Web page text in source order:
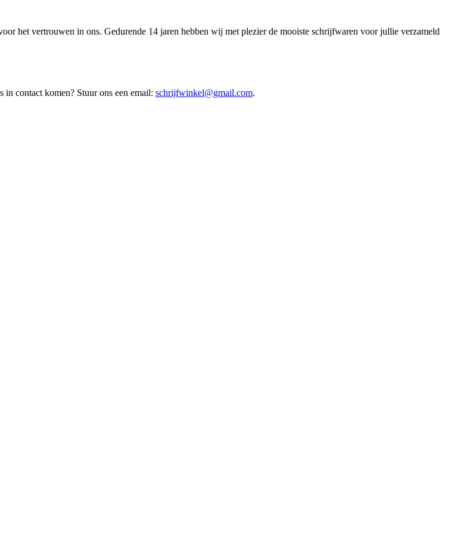
het vertrouwen in ons. Gedurende 14 jaren hebben wij met plezier de mooiste schrijfwaren voor jullie verzameld
contact komen? Stuur ons een email: schrijfwinkel@gmail.com.